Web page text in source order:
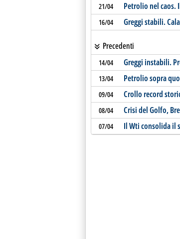
21/04 Petrolio nel caos.
16/04 Greggi stabili.
Precedenti
14/04 Greggi instabili.
13/04 Petrolio sopra
09/04 Crollo record
08/04 Crisi del Golfo,
07/04 Il Wti consolida il